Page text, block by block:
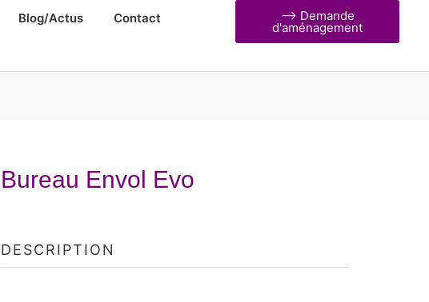
Blog/Actus Contact ⟶ Demande
d'aménagement
Bureau Envol Evo
DESCRIPTION